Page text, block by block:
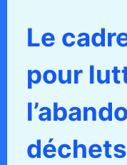
Le
pour
déchets